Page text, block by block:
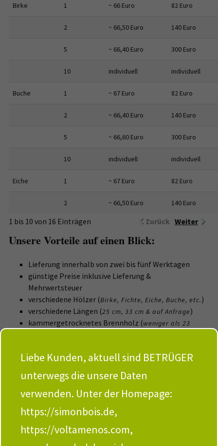
Birke 1 ~ 66 Euro 82 Euro
2 ~ 66,50 Euro 140 Euro
5 ~ 66,40 Euro 300 Euro
10 individuell individuell
Buche 1 ~ 67 Euro 82 Euro
2 ~ 66,40 Euro 140 Euro
5 ~ 66,60 Euro 300 Euro
10 individuell individuell
Eiche 1 ~ 67 Euro 82 Euro
2 ~ 66,50 Euro 140 Euro
1 bis 10 von 16 Einträgen Zurück Weiter
Unsere Vorteile auf einen Blick:
Lieferung innerhalb von zwei bis fünf Werktagen
günstige Preise inklusive Lieferung &
Mehrwertsteuer
verschiedene Hölzer (Birke, Fichte, Eiche, Buche, etc.)
verschiedene Längen (25 cm, 33 cm & auf Anfrage)
kammergetrocknetes Brennholz (weniger als 23
Liebe Kunden, aktuell sind BETRÜGER
unterwegs die unsere Daten
verwenden. Unter der Homepage:
https://simonbois.de,
https://voltamenos.com,